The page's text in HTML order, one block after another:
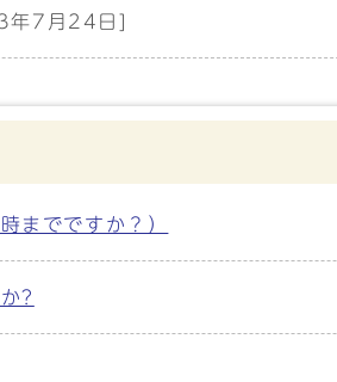
年7月24日]
までですか？）
?